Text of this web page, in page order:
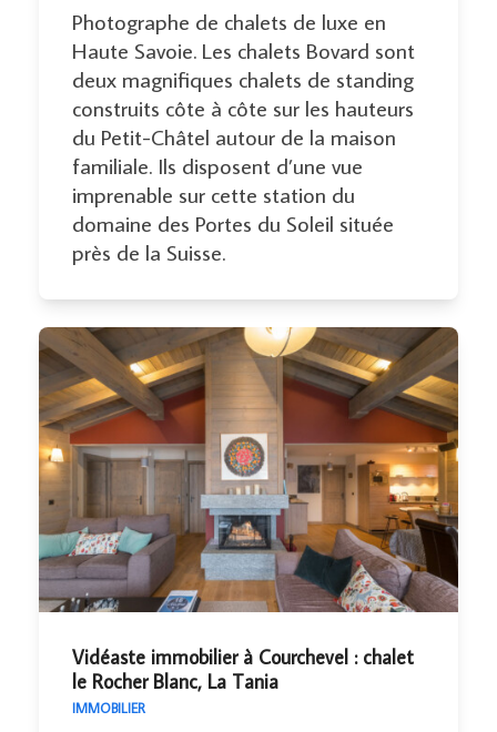
Photographe de chalets de luxe en
Haute Savoie. Les chalets Bovard sont
deux magnifiques chalets de standing
construits côte à côte sur les hauteurs
du Petit-Châtel autour de la maison
familiale. Ils disposent d’une vue
imprenable sur cette station du
domaine des Portes du Soleil située
près de la Suisse.
Vidéaste immobilier à Courchevel : chalet
le Rocher Blanc, La Tania
IMMOBILIER